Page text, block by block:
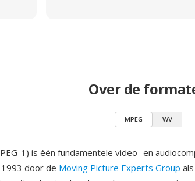
Over de
MPEG WV
1) is één fundamentele video- en
door de Moving Picture Experts Group